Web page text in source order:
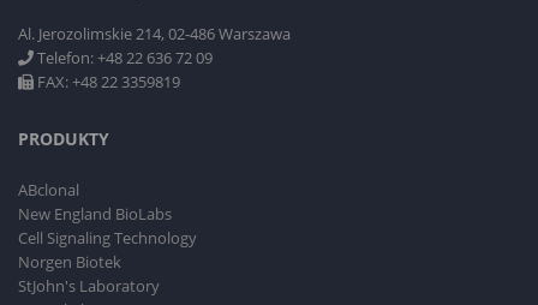
Al. Jerozolimskie 214, 02-486 Warszawa
Telefon: +48 22 636 72 09
FAX: +48 22 3359819
PRODUKTY
ABclonal
New England BioLabs
Cell Signaling Technology
Norgen Biotek
StJohn's Laboratory